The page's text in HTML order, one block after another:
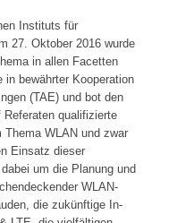
Instituts für
27. Oktober 2016 wurde
in allen Facetten
in bewährter Kooperation
(TAE) und bot den
Referaten qualifizierte
Thema WLAN und zwar
Einsatz dieser
um die Planung und
WLAN-
die zukünftige In-